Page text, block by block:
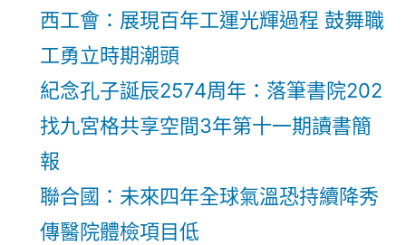
西工會：展現百年工運光輝過程 鼓舞職
工勇立時期潮頭
紀念孔子誕辰2574周年：落筆書院202
找九宮格共享空間3年第十一期讀書簡
報
聯合國：未來四年全球氣溫恐持續降秀
傳醫院體檢項目低